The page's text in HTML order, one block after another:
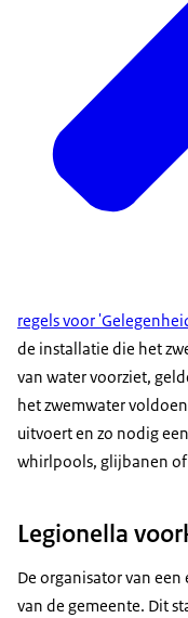
regels voor
de installatie die het
van water voorziet,
het zwemwater
uitvoert en zo nodig
whirlpools, glijbanen
Legionella
De organisator van
van de gemeente. Dit